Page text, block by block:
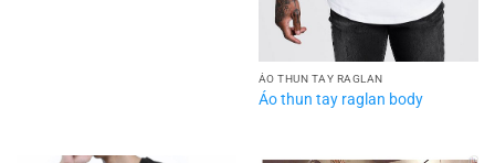
ÁO THUN TAY RAGLAN
Áo thun tay raglan body